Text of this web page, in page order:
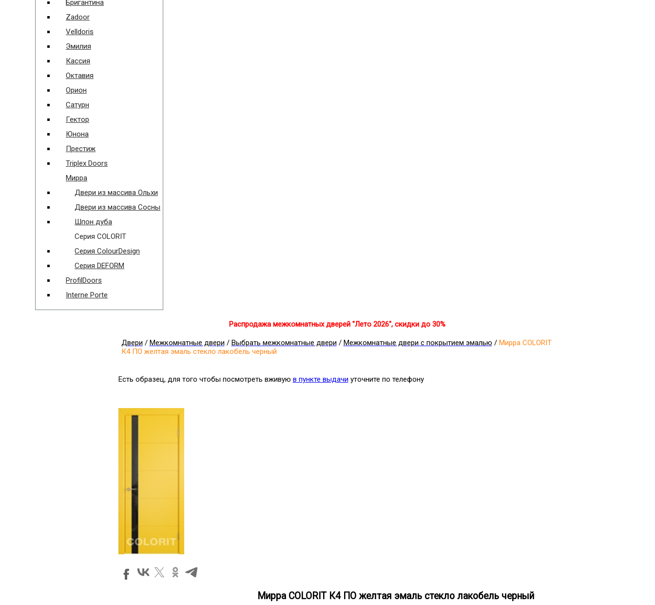
Бригантина
Zadoor
Velldoris
Эмилия
Кассия
Октавия
Орион
Сатурн
Гектор
Юнона
Престиж
Triplex Doors
Мирра
Двери из массива Ольхи
Двери из массива Сосны
Шпон дуба
Серия COLORIT
Серия ColourDesign
Серия DEFORM
ProfilDoors
Interne Porte
Распродажа межкомнатных дверей "Лето 2026", скидки до 30%
Двери / Межкомнатные двери / Выбрать межкомнатные двери / Межкомнатные двери с покрытием эмалью / Мирра COLORIT
К4 ПО желтая эмаль стекло лакобель черный
Есть образец, для того чтобы посмотреть вживую в пункте выдачи уточните по телефону
Мирра COLORIT К4 ПО желтая эмаль стекло лакобель черный